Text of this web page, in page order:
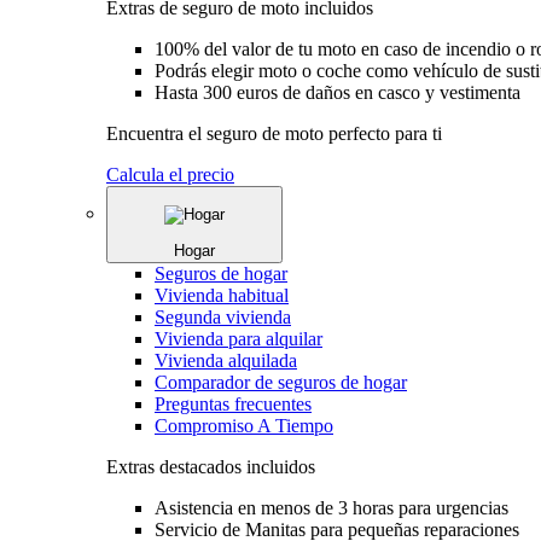
Extras de seguro de moto incluidos
100% del valor de tu moto en caso de incendio o
Podrás elegir moto o coche como vehículo de
Hasta 300 euros de daños en casco y vestimenta
Encuentra el seguro de moto perfecto para ti
Calcula el precio
Hogar
Seguros de hogar
Vivienda habitual
Segunda vivienda
Vivienda para alquilar
Vivienda alquilada
Comparador de seguros de hogar
Preguntas frecuentes
Compromiso A Tiempo
Extras destacados incluidos
Asistencia en menos de 3 horas para urgencias
Servicio de Manitas para pequeñas reparaciones